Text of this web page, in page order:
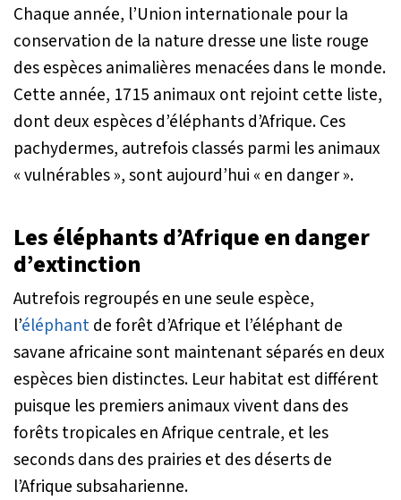
Chaque année, l’Union internationale pour la
conservation de la nature dresse une liste rouge
des espèces animalières menacées dans le monde.
Cette année, 1715 animaux ont rejoint cette liste,
dont deux espèces d’éléphants d’Afrique. Ces
pachydermes, autrefois classés parmi les animaux
« vulnérables », sont aujourd’hui « en danger ».
Les éléphants d’Afrique en danger
d’extinction
Autrefois regroupés en une seule espèce,
l’éléphantde forêt d’Afrique et l’éléphant de
savane africaine sont maintenant séparés en deux
espèces bien distinctes. Leur habitat est différent
puisque les premiers animaux vivent dans des
forêts tropicales en Afrique centrale, et les
seconds dans des prairies et des déserts de
l’Afrique subsaharienne.